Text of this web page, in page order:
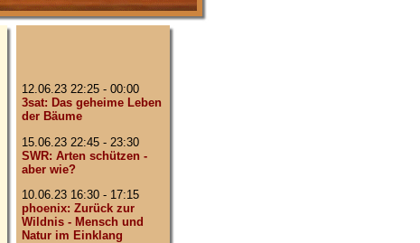
12.06.23 22:25 - 00:00
3sat: Das geheime Leben
der Bäume
15.06.23 22:45 - 23:30
SWR: Arten schützen -
aber wie?
10.06.23 16:30 - 17:15
phoenix: Zurück zur
Wildnis - Mensch und
Natur im Einklang